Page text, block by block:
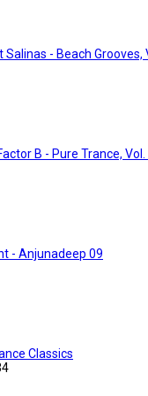
- Beach Grooves,
B - Pure Trance, Vol.
- Anjunadeep 09
Classics